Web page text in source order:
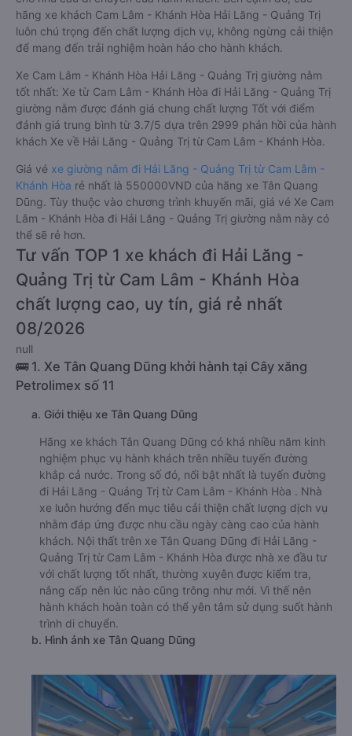
hãng xe khách Cam Lâm - Khánh Hòa Hải Lăng - Quảng Trị
luôn chú trọng đến chất lượng dịch vụ, không ngừng cải thiện
để mang đến trải nghiệm hoàn hảo cho hành khách.
Xe Cam Lâm - Khánh Hòa Hải Lăng - Quảng Trị giường nằm
tốt nhất: Xe từ Cam Lâm - Khánh Hòa đi Hải Lăng - Quảng Trị
giường nằm được đánh giá chung chất lượng Tốt với điểm
đánh giá trung bình từ 3.7/5 dựa trên 2999 phản hồi của hành
khách Xe về Hải Lăng - Quảng Trị từ Cam Lâm - Khánh Hòa.
Giá vé xe giường nằm đi Hải Lăng - Quảng Trị từ Cam Lâm -
Khánh Hòa rẻ nhất là 550000VND của hãng xe Tân Quang
Dũng. Tùy thuộc vào chương trình khuyến mãi, giá vé Xe Cam
Lâm - Khánh Hòa đi Hải Lăng - Quảng Trị giường nằm này có
thể sẽ rẻ hơn.
Tư vấn TOP 1 xe khách đi Hải Lăng -
Quảng Trị từ Cam Lâm - Khánh Hòa
chất lượng cao, uy tín, giá rẻ nhất
08/2026
null
🚌 1. Xe Tân Quang Dũng khởi hành tại Cây xăng
Petrolimex số 11
a. Giới thiệu xe Tân Quang Dũng
Hãng xe khách Tân Quang Dũng có khá nhiều năm kinh
nghiệm phục vụ hành khách trên nhiều tuyến đường
khắp cả nước. Trong số đó, nổi bật nhất là tuyến đường
đi Hải Lăng - Quảng Trị từ Cam Lâm - Khánh Hòa . Nhà
xe luôn hướng đến mục tiêu cải thiện chất lượng dịch vụ
nhằm đáp ứng được nhu cầu ngày càng cao của hành
khách. Nội thất trên xe Tân Quang Dũng đi Hải Lăng -
Quảng Trị từ Cam Lâm - Khánh Hòa được nhà xe đầu tư
với chất lượng tốt nhất, thường xuyên được kiểm tra,
nâng cấp nên lúc nào cũng trông như mới. Vì thế nên
hành khách hoàn toàn có thể yên tâm sử dụng suốt hành
trình di chuyển.
b. Hình ảnh xe Tân Quang Dũng